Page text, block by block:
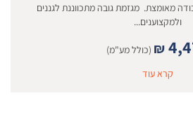
מאומצת. מגזמת גובה מתכווננת לגננים
ולמקצוענים...
₪ (כולל מע"מ)
קרא עוד